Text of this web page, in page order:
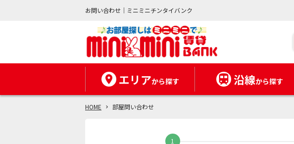
お問い合わせ｜ミニミニチンタイバンク
エリアから探す 沿線から探す
HOME 部屋問い合わせ